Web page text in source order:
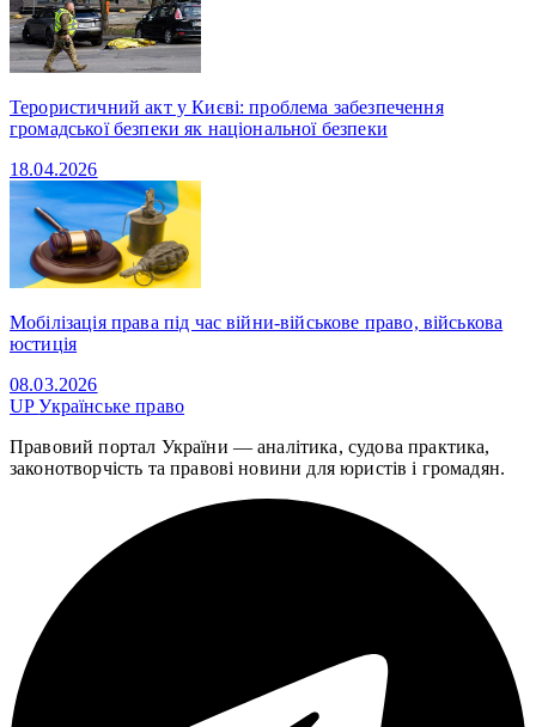
Терористичний акт у Києві: проблема забезпечення
громадської безпеки як національної безпеки
18.04.2026
Мобілізація права під час війни-військове право, військова
юстиція
08.03.2026
UPУкраїнське право
Правовий портал України — аналітика, судова практика,
законотворчість та правові новини для юристів і громадян.